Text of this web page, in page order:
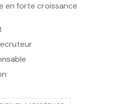
en forte croissance